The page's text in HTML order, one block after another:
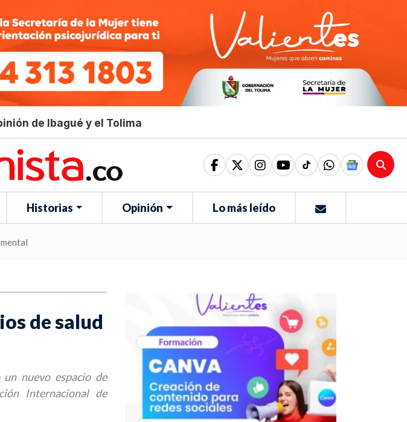
de Ibagué y el Tolima
Historias Opinión Lo más leído
de salud
nuevo espacio de
Internacional de